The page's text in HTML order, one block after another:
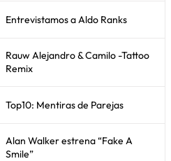
Entrevistamos a Aldo Ranks
Rauw Alejandro & Camilo -Tattoo
Remix
Top10: Mentiras de Parejas
Alan Walker estrena “Fake A
Smile”